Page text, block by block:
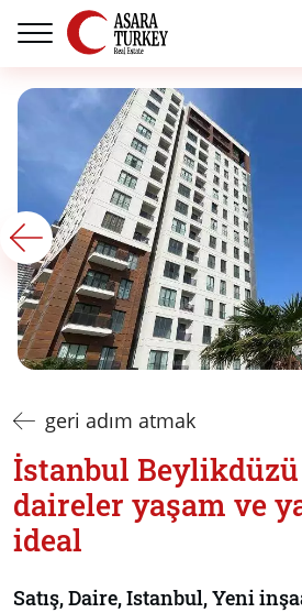
geri adım atmak
İstanbul
daireler yaşam ve
ideal
Satış, Daire, Istanbul, Yeni